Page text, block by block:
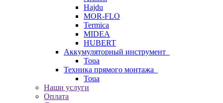
Hajdu
MOR-FLO
Termica
MIDEA
HUBERT
Аккумуляторный инструмент
Toua
Техника прямого монтажа
Toua
Наши услуги
Оплата